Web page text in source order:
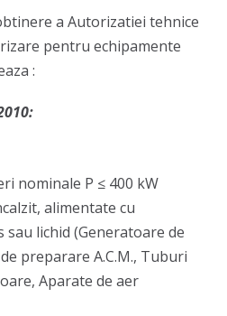
a Autorizatiei tehnice
pentru echipamente
:
nominale P ≤ 400 kW
alimentate cu
lichid (Generatoare de
preparare A.C.M., Tuburi
Aparate de aer